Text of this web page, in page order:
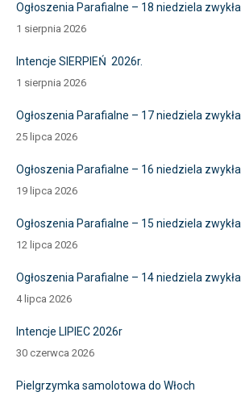
Ogłoszenia Parafialne – 18 niedziela zwykła
1 sierpnia 2026
Intencje SIERPIEŃ 2026r.
1 sierpnia 2026
Ogłoszenia Parafialne – 17 niedziela zwykła
25 lipca 2026
Ogłoszenia Parafialne – 16 niedziela zwykła
19 lipca 2026
Ogłoszenia Parafialne – 15 niedziela zwykła
12 lipca 2026
Ogłoszenia Parafialne – 14 niedziela zwykła
4 lipca 2026
Intencje LIPIEC 2026r
30 czerwca 2026
Pielgrzymka samolotowa do Włoch